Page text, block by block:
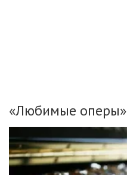
«Любимые оперы»